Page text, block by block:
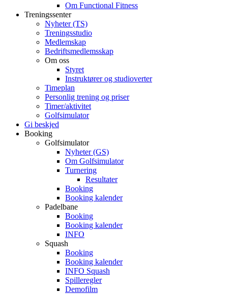
Om Functional Fitness
Treningssenter
Nyheter (TS)
Treningsstudio
Medlemskap
Bedriftsmedlemsskap
Om oss
Styret
Instruktører og studioverter
Timeplan
Personlig trening og priser
Timer/aktivitet
Golfsimulator
Gi beskjed
Booking
Golfsimulator
Nyheter (GS)
Om Golfsimulator
Turnering
Resultater
Booking
Booking kalender
Padelbane
Booking
Booking kalender
INFO
Squash
Booking
Booking kalender
INFO Squash
Spilleregler
Demofilm